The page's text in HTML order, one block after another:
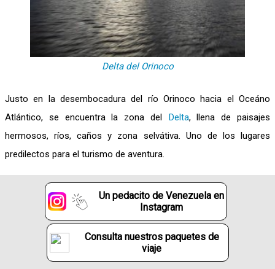
Delta del Orinoco
Justo en la desembocadura del río Orinoco hacia el Oceáno
Atlántico, se encuentra la zona del Delta, llena de paisajes
hermosos, ríos, caños y zona selvátiva. Uno de los lugares
predilectos para el turismo de aventura.
Un pedacito de Venezuela en
Instagram
Consulta nuestros paquetes de
viaje